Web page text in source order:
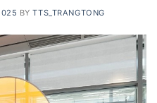
BYTTS_TRANGTONG